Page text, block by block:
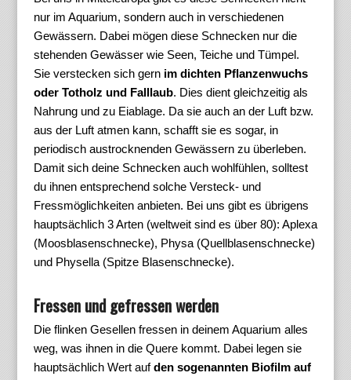
nur im Aquarium, sondern auch in verschiedenen
Gewässern. Dabei mögen diese Schnecken nur die
stehenden Gewässer wie Seen, Teiche und Tümpel.
Sie verstecken sich gern im dichten Pflanzenwuchs
oder Totholz und Falllaub. Dies dient gleichzeitig als
Nahrung und zu Eiablage. Da sie auch an der Luft bzw.
aus der Luft atmen kann, schafft sie es sogar, in
periodisch austrocknenden Gewässern zu überleben.
Damit sich deine Schnecken auch wohlfühlen, solltest
du ihnen entsprechend solche Versteck- und
Fressmöglichkeiten anbieten. Bei uns gibt es übrigens
hauptsächlich 3 Arten (weltweit sind es über 80): Aplexa
(Moosblasenschnecke), Physa (Quellblasenschnecke)
und Physella (Spitze Blasenschnecke).
Fressen und gefressen werden
Die flinken Gesellen fressen in deinem Aquarium alles
weg, was ihnen in die Quere kommt. Dabei legen sie
hauptsächlich Wert aufden sogenannten Biofilm auf